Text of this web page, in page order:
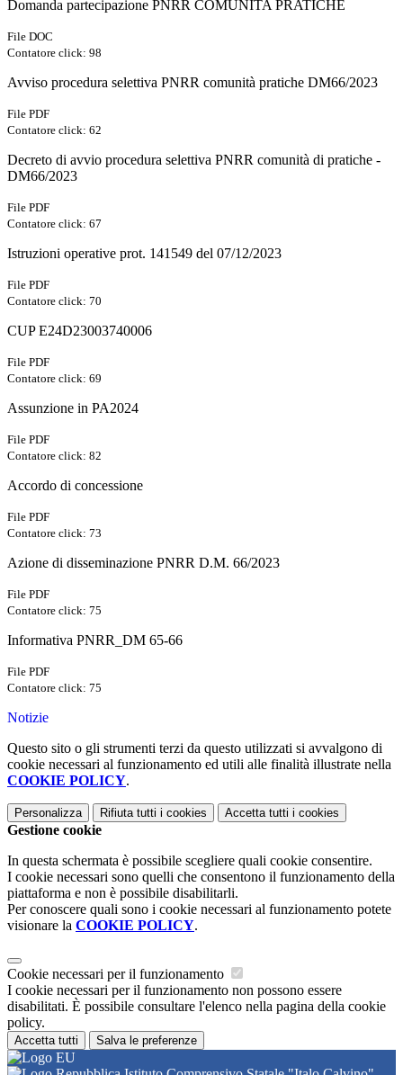
Domanda partecipazione PNRR COMUNITA PRATICHE
File DOC
Contatore click: 98
Avviso procedura selettiva PNRR comunità pratiche DM66/2023
File PDF
Contatore click: 62
Decreto di avvio procedura selettiva PNRR comunità di pratiche -
DM66/2023
File PDF
Contatore click: 67
Istruzioni operative prot. 141549 del 07/12/2023
File PDF
Contatore click: 70
CUP E24D23003740006
File PDF
Contatore click: 69
Assunzione in PA2024
File PDF
Contatore click: 82
Accordo di concessione
File PDF
Contatore click: 73
Azione di disseminazione PNRR D.M. 66/2023
File PDF
Contatore click: 75
Informativa PNRR_DM 65-66
File PDF
Contatore click: 75
Notizie
Questo sito o gli strumenti terzi da questo utilizzati si avvalgono di
cookie necessari al funzionamento ed utili alle finalità illustrate nella
COOKIE POLICY.
Personalizza Rifiuta tutti i cookies Accetta tutti i cookies
Gestione cookie
In questa schermata è possibile scegliere quali cookie consentire.
I cookie necessari sono quelli che consentono il funzionamento della
piattaforma e non è possibile disabilitarli.
Per conoscere quali sono i cookie necessari al funzionamento potete
visionare la COOKIE POLICY.
Cookie necessari per il funzionamento
I cookie necessari per il funzionamento non possono essere
disabilitati. È possibile consultare l'elenco nella pagina della cookie
policy.
Accetta tutti Salva le preferenze